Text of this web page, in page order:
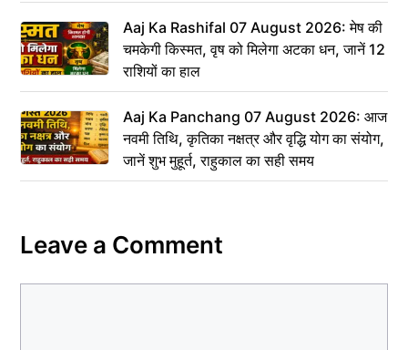
Aaj Ka Rashifal 07 August 2026: मेष की
चमकेगी किस्मत, वृष को मिलेगा अटका धन, जानें 12
राशियों का हाल
Aaj Ka Panchang 07 August 2026: आज
नवमी तिथि, कृतिका नक्षत्र और वृद्धि योग का संयोग,
जानें शुभ मुहूर्त, राहुकाल का सही समय
Leave a Comment